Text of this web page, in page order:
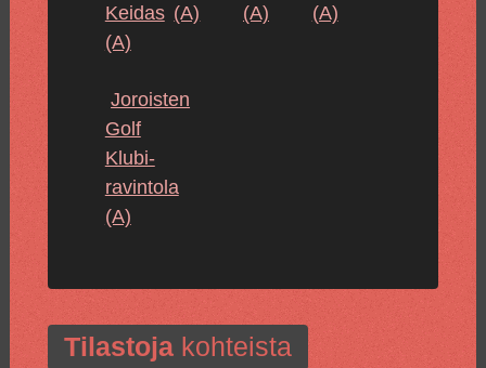
Keidas
(A)
(A)
(A)
(A)
Joroisten
Golf
Klubi-
ravintola
(A)
Tilastojakohteista